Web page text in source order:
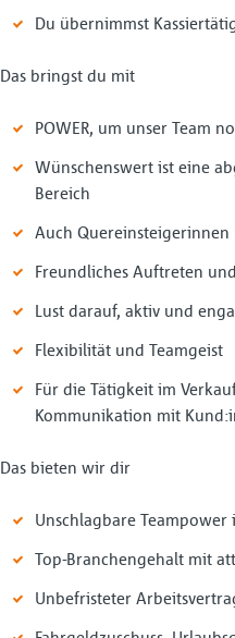
Du übernimmst
Das bringst du mit
POWER, um unser Team
Wünschenswert ist eine
Bereich
Auch
Freundliches Auftreten
Lust darauf, aktiv und
Flexibilität und Teamgeist
Für die Tätigkeit im
Kommunikation mit
Das bieten wir dir
Unschlagbare
Top-Branchengehalt mit
Unbefristeter